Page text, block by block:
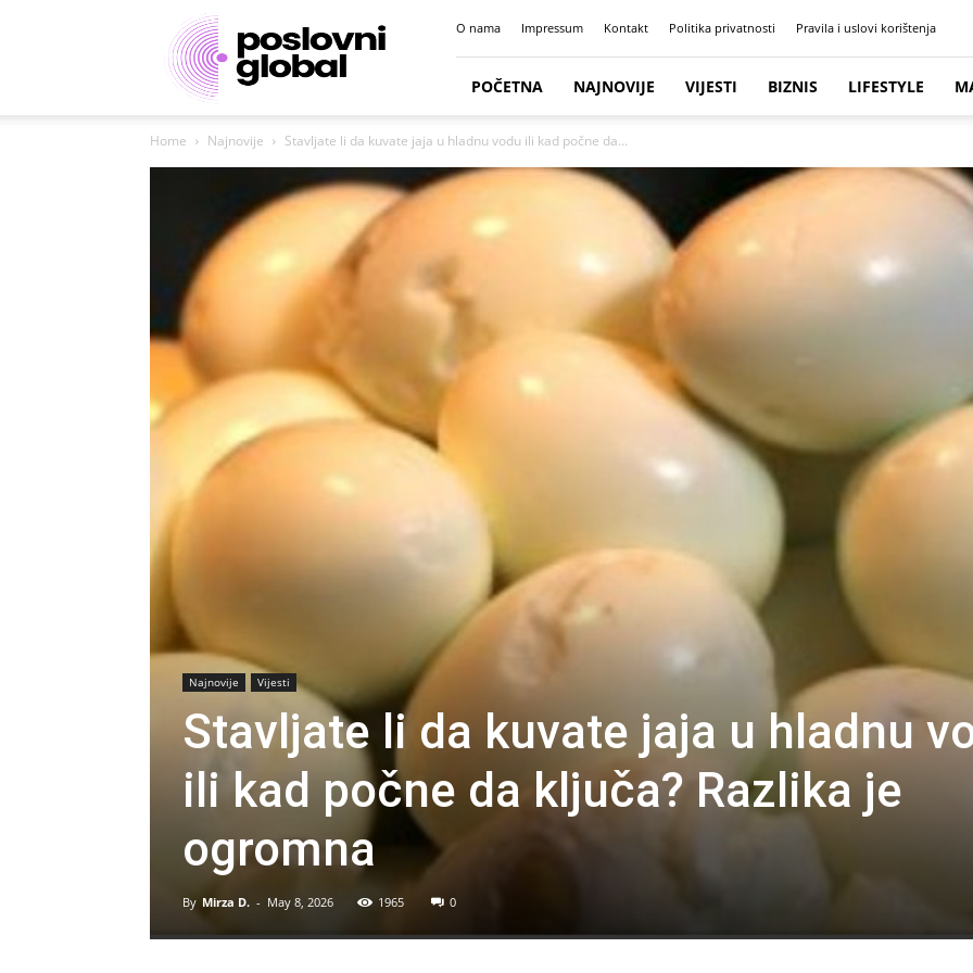
Poslovni
portal
O nama Impressum Kontakt Politika privatnosti Pravila i uslovi korištenja
POČETNA NAJNOVIJE VIJESTI BIZNIS LIFESTYLE
Home Najnovije Stavljate li da kuvate jaja u hladnu vodu ili kad počne da...
Najnovije Vijesti
Stavljate li da kuvate jaja u hladnu
ili kad počne da ključa? Razlika je
ogromna
By Mirza D. - May 8, 2026 1965 0